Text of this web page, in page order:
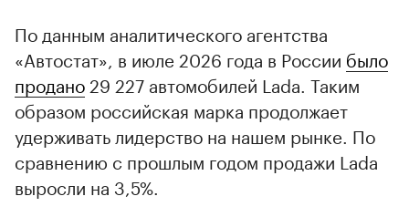
По данным аналитического агентства
«Автостат», в июле 2026 года в России было
продано 29 227 автомобилей Lada. Таким
образом российская марка продолжает
удерживать лидерство на нашем рынке. По
сравнению с прошлым годом продажи Lada
выросли на 3,5%.